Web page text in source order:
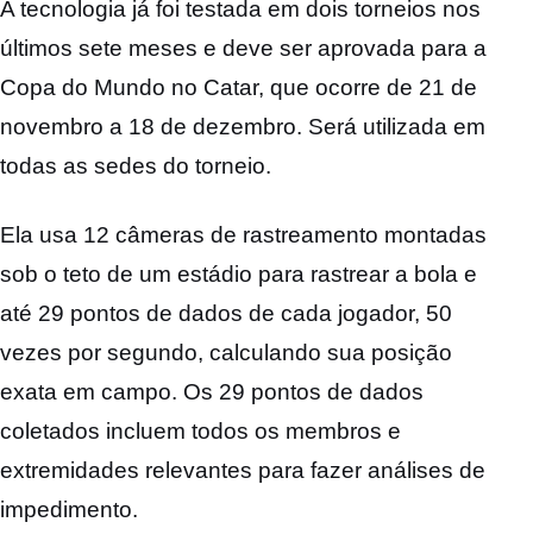
A tecnologia já foi testada em dois torneios nos
últimos sete meses e deve ser aprovada para a
Copa do Mundo no Catar, que ocorre de 21 de
novembro a 18 de dezembro. Será utilizada em
todas as sedes do torneio.
Ela usa 12 câmeras de rastreamento montadas
sob o teto de um estádio para rastrear a bola e
até 29 pontos de dados de cada jogador, 50
vezes por segundo, calculando sua posição
exata em campo. Os 29 pontos de dados
coletados incluem todos os membros e
extremidades relevantes para fazer análises de
impedimento.